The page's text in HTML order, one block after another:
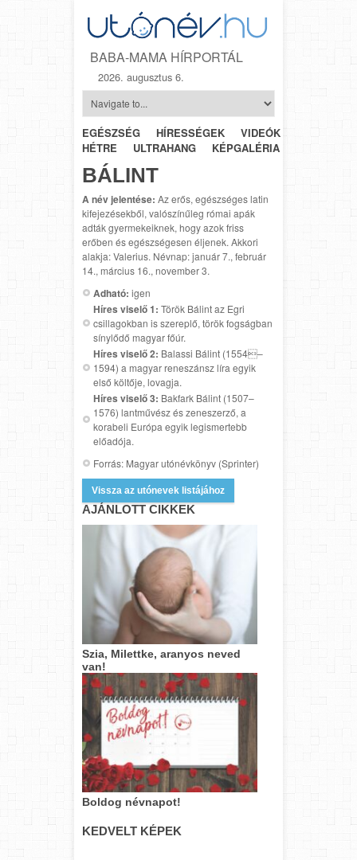
BABA-MAMA HÍRPORTÁL
2026. augusztus 6.
EGÉSZSÉG HÍRESSÉGEK VIDEÓK
HÉTRŐL-
HÉTRE
ULTRAHANG KÉPGALÉRIA
BÁLINT
A név jelentése: Az erős, egészséges latin
kifejezésekből, valószínűleg római apák
adták gyermekeiknek, hogy azok friss
erőben és egészségesen éljenek. Akkori
alakja: Valerius. Névnap: január 7., február
14., március 16., november 3.
Adható: igen
Híres viselő 1: Török Bálint az Egri
csillagokban is szereplő, török fogságban
sínylődő magyar főúr.
Híres viselő 2: Balassi Bálint (1554–
1594) a magyar reneszánsz líra egyik
első költője, lovagja.
Híres viselő 3: Bakfark Bálint (1507–
1576) lantművész és zeneszerző, a
korabeli Európa egyik legismertebb
előadója.
Forrás: Magyar utónévkönyv (Sprinter)
Vissza az utónevek listájához
AJÁNLOTT CIKKEK
Szia, Milettke, aranyos neved
van!
Boldog névnapot!
KEDVELT KÉPEK